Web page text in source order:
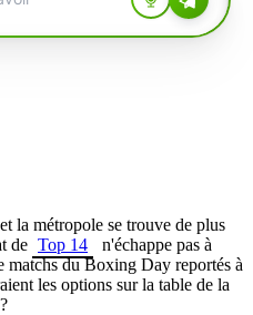
la métropole se trouve de plus
de Top 14
n'échappe pas à
matchs du Boxing Day reportés à
les options sur la table de la